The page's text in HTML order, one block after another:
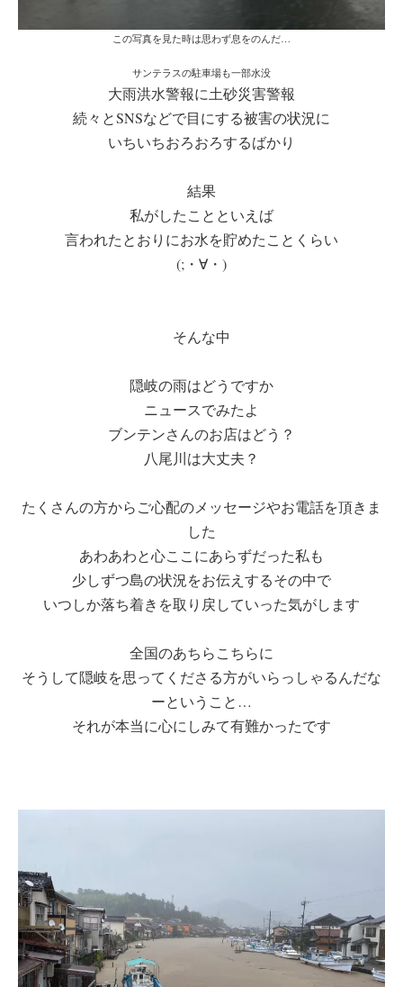
この写真を見た時は思わず息をのんだ…
サンテラスの駐車場も一部水没
大雨洪水警報に土砂災害警報
続々とSNSなどで目にする被害の状況に
いちいちおろおろするばかり
結果
私がしたことといえば
言われたとおりにお水を貯めたことくらい
(;・∀・)
そんな中
隠岐の雨はどうですか
ニュースでみたよ
ブンテンさんのお店はどう？
八尾川は大丈夫？
たくさんの方からご心配のメッセージやお電話を頂きま
した
あわあわと心ここにあらずだった私も
少しずつ島の状況をお伝えするその中で
いつしか落ち着きを取り戻していった気がします
全国のあちらこちらに
そうして隠岐を思ってくださる方がいらっしゃるんだな
ーということ…
それが本当に心にしみて有難かったです